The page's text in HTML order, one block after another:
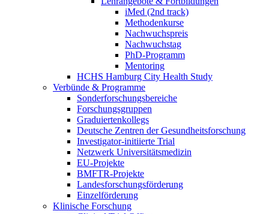
iMed (2nd track)
Methodenkurse
Nachwuchspreis
Nachwuchstag
PhD-Programm
Mentoring
HCHS Hamburg City Health Study
Verbünde & Programme
Sonderforschungsbereiche
Forschungsgruppen
Graduiertenkollegs
Deutsche Zentren der Gesundheitsforschung
Investigator-initiierte Trial
Netzwerk Universitätsmedizin
EU-Projekte
BMFTR-Projekte
Landesforschungsförderung
Einzelförderung
Klinische Forschung